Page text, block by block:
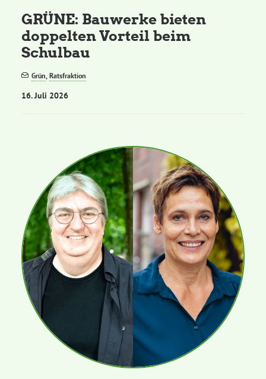
GRÜNE: Bauwerke bieten
doppelten Vorteil beim
Schulbau
Grün,Ratsfraktion
16. Juli 2026